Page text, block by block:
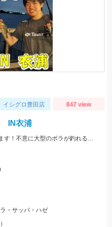
イシグロ豊田店 847 view
IN衣浦
電気ウキ＆胴付きでセイゴが良く釣れます！不意に大型のボラが釣れることもあるので、ネットがあると安心です。
・サッパ・ハゼ